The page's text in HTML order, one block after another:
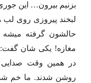
بزنیم بیرون… این
لبخند پیروزی روی
حالشون گرفته
مغازه! یکی شان گفت:
در همین وقت
روشن شدند. ما خم